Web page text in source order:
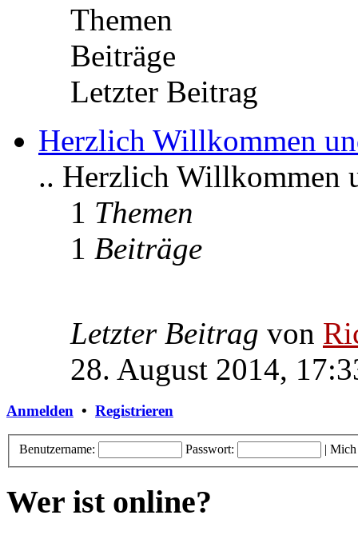
Themen
Beiträge
Letzter Beitrag
Herzlich Willkommen
.. Herzlich Willkommen
1 Themen
1 Beiträge
Letzter Beitrag von
28. August 2014,
Anmelden • Registrieren
Benutzername: Passwort: | Mich
Wer ist online?